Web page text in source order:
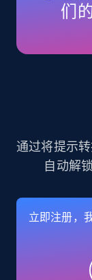
22.2K+
Industries,
们
通过将提示
自动解
立即注册，